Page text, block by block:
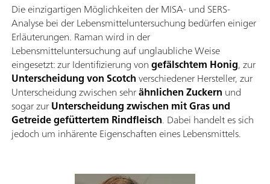
Die einzigartigen Möglichkeiten der MISA- und SERS-
Analyse bei der Lebensmitteluntersuchung bedürfen einiger
Erläuterungen. Raman wird in der
Lebensmitteluntersuchung auf unglaubliche Weise
eingesetzt: zur Identifizierung vongefälschtem Honig, zur
Unterscheidung von Scotchverschiedener Hersteller, zur
Unterscheidung zwischen sehrähnlichen Zuckern und
sogar zurUnterscheidung zwischen mit Gras und
Getreide gefüttertem Rindfleisch. Dabei handelt es sich
jedoch um inhärente Eigenschaften eines Lebensmittels.